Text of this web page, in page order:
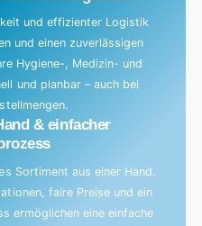
und effizienter Logistik
und einen zuverlässigen
Hygiene-, Medizin- und
und planbar – auch bei
& einfacher
Sortiment aus einer Hand.
faire Preise und ein
ermöglichen eine einfache